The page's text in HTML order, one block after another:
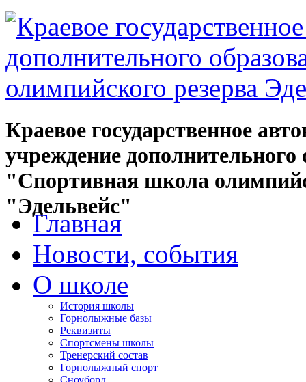
Краевое государственное
учреждение дополнительного
"Спортивная школа
"Эдельвейс"
Главная
Новости, события
О школе
История школы
Горнолыжные базы
Реквизиты
Спортсмены школы
Тренерский состав
Горнолыжный спорт